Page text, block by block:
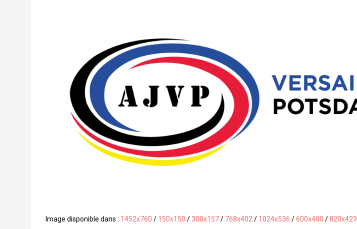
Image disponible dans : 1452x760 / 150x150 / 300x157/ 768x402 / 1024x536 /600x400 /820x429